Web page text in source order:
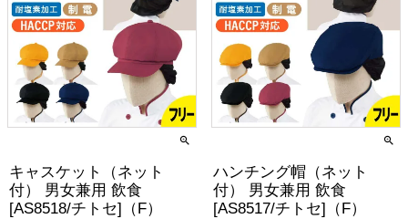
キャスケット（ネット
付） 男女兼用 飲食
[AS8518/チトセ]（F）
ハンチング帽（ネット
付） 男女兼用 飲食
[AS8517/チトセ]（F）